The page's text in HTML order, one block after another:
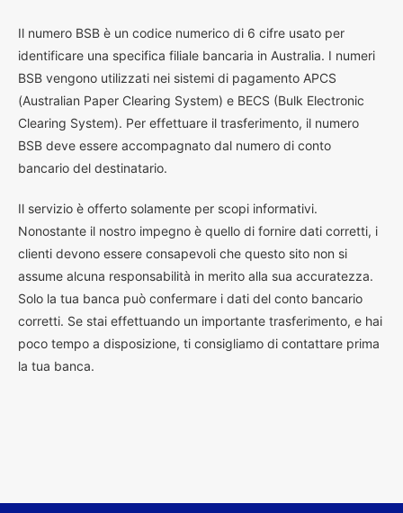
Il numero BSB è un codice numerico di 6 cifre usato per
identificare una specifica filiale bancaria in Australia. I numeri
BSB vengono utilizzati nei sistemi di pagamento APCS
(Australian Paper Clearing System) e BECS (Bulk Electronic
Clearing System). Per effettuare il trasferimento, il numero
BSB deve essere accompagnato dal numero di conto
bancario del destinatario.
Il servizio è offerto solamente per scopi informativi.
Nonostante il nostro impegno è quello di fornire dati corretti, i
clienti devono essere consapevoli che questo sito non si
assume alcuna responsabilità in merito alla sua accuratezza.
Solo la tua banca può confermare i dati del conto bancario
corretti. Se stai effettuando un importante trasferimento, e hai
poco tempo a disposizione, ti consigliamo di contattare prima
la tua banca.